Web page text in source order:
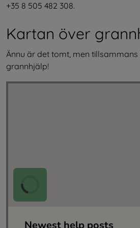
+35 8 505 482 308.
Kartan över
Ännu är det tomt, men
grannhjälp!